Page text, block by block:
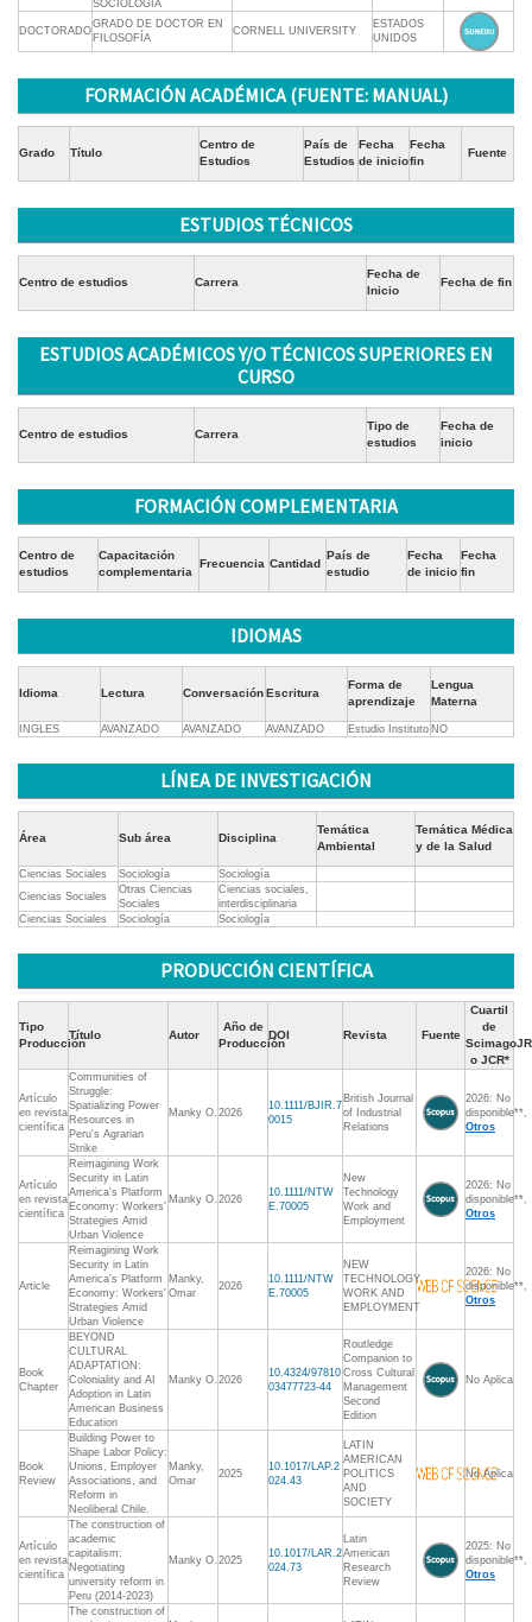
SOCIOLOGIA
DOCTORADO
GRADO DE DOCTOR EN
FILOSOFÍA
CORNELL UNIVERSITY
ESTADOS
UNIDOS
FORMACIÓN ACADÉMICA (FUENTE: MANUAL)
Grado Título
Centro de
Estudios
País de
Estudios
Fecha
de inicio
Fecha
fin
Fuente
ESTUDIOS TÉCNICOS
Centro de estudios Carrera
Fecha de
Inicio
Fecha de fin
ESTUDIOS ACADÉMICOS Y/O TÉCNICOS SUPERIORES EN
CURSO
Centro de estudios Carrera
Tipo de
estudios
Fecha de
inicio
FORMACIÓN COMPLEMENTARIA
Centro de
estudios
Capacitación
complementaria
Frecuencia Cantidad
País de
estudio
Fecha
de inicio
Fecha
fin
IDIOMAS
Idioma Lectura ConversaciónEscritura
Forma de
aprendizaje
Lengua
Materna
INGLES AVANZADO AVANZADO AVANZADO Estudio Instituto NO
LÍNEA DE INVESTIGACIÓN
Área Sub área Disciplina
Temática
Ambiental
Temática Médica
y de la Salud
Ciencias Sociales Sociología
Sociología
Ciencias Sociales
Otras Ciencias
Sociales
Ciencias sociales,
interdisciplinaria
Ciencias Sociales
Sociología Sociología
PRODUCCIÓN CIENTÍFICA
Tipo
Producción
Título Autor
Año de
Producción
DOI Revista Fuente
Cuartil
de
ScimagoJR
o JCR*
Artículo
en revista
científica
Communities of
Struggle:
Spatializing Power
Resources in
Peru's Agrarian
Strike
Manky O. 2026
10.1111/BJIR.7
0015
British Journal
of Industrial
Relations
2026: No
disponible**,
Otros
Artículo
en revista
científica
Reimagining Work
Security in Latin
America's Platform
Economy: Workers'
Strategies Amid
Urban Violence
Manky O. 2026
10.1111/NTW
E.70005
New
Technology
Work and
Employment
2026: No
disponible**,
Otros
Article
Reimagining Work
Security in Latin
America's Platform
Economy: Workers'
Strategies Amid
Urban Violence
Manky,
Omar
2026
10.1111/NTW
E.70005
NEW
TECHNOLOGY
WORK AND
EMPLOYMENT
2026: No
disponible**,
Otros
Book
Chapter
BEYOND
CULTURAL
ADAPTATION:
Coloniality and AI
Adoption in Latin
American Business
Education
Manky O. 2026
10.4324/97810
03477723-44
Routledge
Companion to
Cross Cultural
Management
Second
Edition
No Aplica
Book
Review
Building Power to
Shape Labor Policy:
Unions, Employer
Associations, and
Reform in
Neoliberal Chile.
Manky,
Omar
2025
10.1017/LAP.2
024.43
LATIN
AMERICAN
POLITICS
AND
SOCIETY
No Aplica
Artículo
en revista
científica
The construction of
academic
capitalism:
Negotiating
university reform in
Peru (2014-2023)
Manky O. 2025
10.1017/LAR.2
024.73
Latin
American
Research
Review
2025: No
disponible**,
Otros
The construction of